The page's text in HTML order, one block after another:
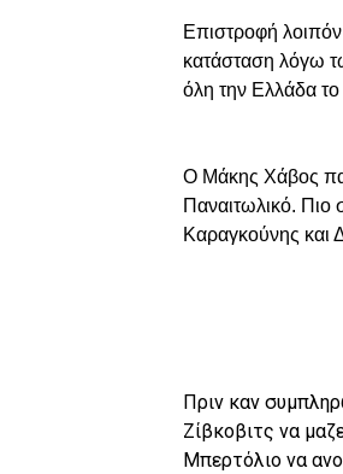
Επιστροφή
κατάσταση λόγω
όλη την Ελλάδα το
Ο Μάκης Χάβος
Παναιτωλικό. Πιο
Καραγκούνης και
Πριν καν
Ζίβκοβιτς να
Μπερτόλιο να